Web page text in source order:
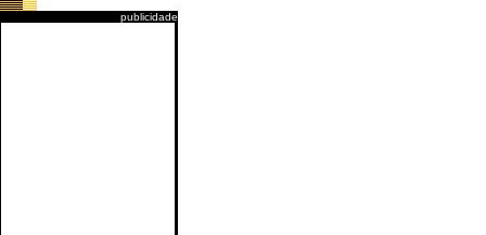
publicidade